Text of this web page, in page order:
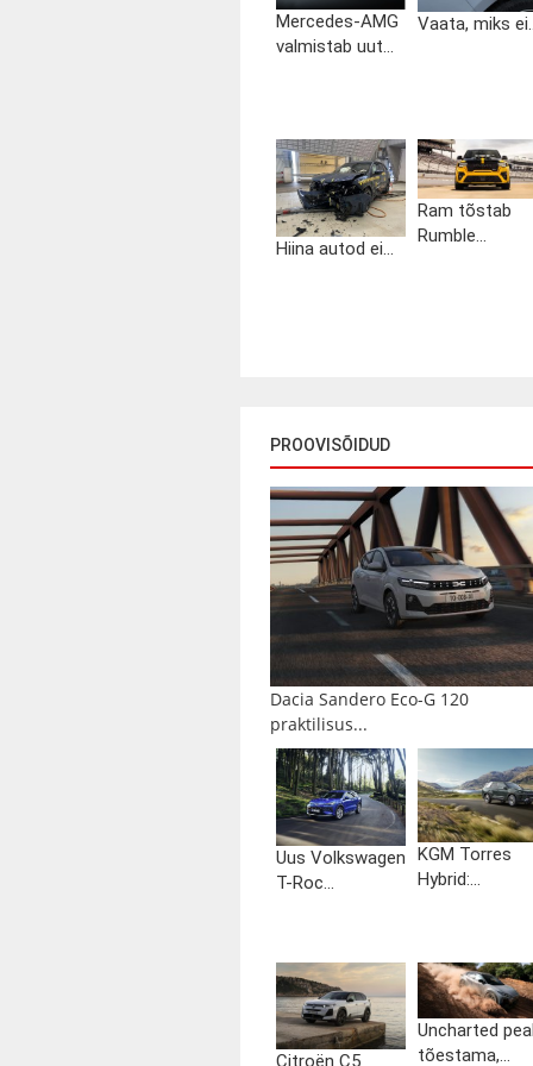
Mercedes-AMG
valmistab uut...
Vaata, miks
Hiina autod ei...
Ram tõstab
Rumble...
PROOVISÕIDUD
Dacia Sandero Eco-G 120
praktilisus...
Uus Volkswagen
T-Roc...
KGM Torres
Hybrid:...
Citroën C5
Uncharted
tõestama,...